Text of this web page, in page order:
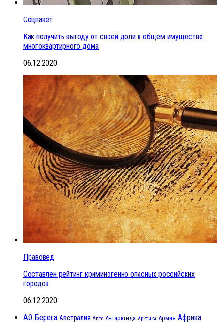
Соцпакет
Как получить выгоду от своей доли в общем имуществе
многоквартирного дома
06.12.2020
Правовед
Составлен рейтинг криминогенно опасных российских
городов
06.12.2020
АО Берега Австралия Авто Антарктида Арктика Армия Африка